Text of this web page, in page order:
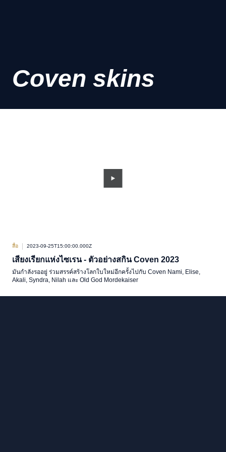
Coven skins
สื่อ 2023-09-25T15:00:00.000Z
เสียงเรียกแห่งไซเรน - ตัวอย่างสกิน Coven 2023
มันกำลังรออยู่ ร่วมสรรค์สร้างโลกใบใหม่อีกครั้งไปกับ Coven Nami, Elise,
Akali, Syndra, Nilah และ Old God Mordekaiser